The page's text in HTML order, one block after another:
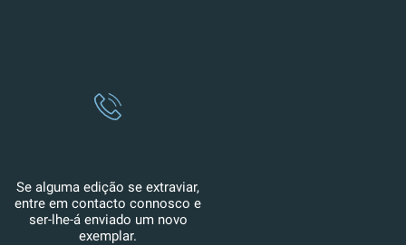
Se alguma edição se extraviar,
entre em contacto connosco e
ser-lhe-á enviado um novo
exemplar.